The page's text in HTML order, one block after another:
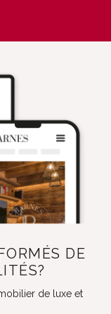
DE
de luxe et